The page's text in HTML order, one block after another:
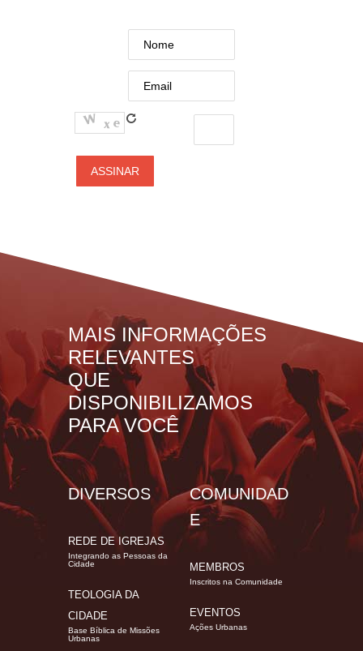
MAIS INFORMAÇÕES
RELEVANTES
QUE
DISPONIBILIZAMOS
PARA VOCÊ
DIVERSOS
REDE DE IGREJAS
Integrando as Pessoas da
Cidade
TEOLOGIA DA
CIDADE
Base Bíblica de Missões
Urbanas
COMUNIDAD
E
MEMBROS
Inscritos na Comunidade
EVENTOS
Ações Urbanas